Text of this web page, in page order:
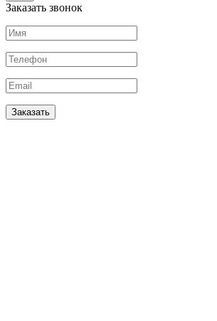
Заказать звонок